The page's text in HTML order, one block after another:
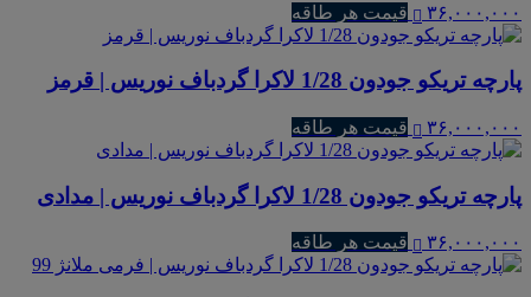
۳۶,۰۰۰,۰۰۰ قیمت هر طاقه
پارچه تریکو جودون 1/28 لاکرا گردباف نوریس | قرمز
۳۶,۰۰۰,۰۰۰ قیمت هر طاقه
پارچه تریکو جودون 1/28 لاکرا گردباف نوریس | مدادی
۳۶,۰۰۰,۰۰۰ قیمت هر طاقه